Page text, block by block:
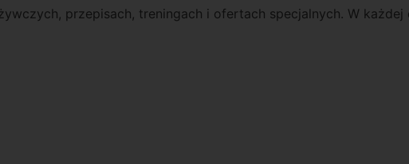
przepisach, treningach i ofertach specjalnych. W